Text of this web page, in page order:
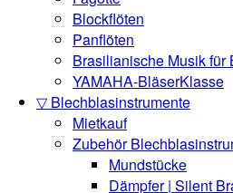
Blockflöten
Panflöten
Brasilianische Musik für
YAMAHA-BläserKlasse
▽ Blechblasinstrumente
Mietkauf
Zubehör
Mundstücke
Dämpfer | Silent